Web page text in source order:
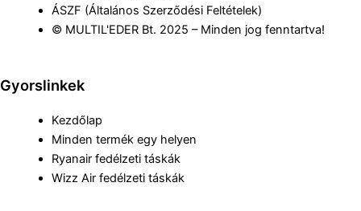
ÁSZF (Általános Szerződési Feltételek)
© MULTIL'EDER Bt. 2025 – Minden jog fenntartva!
Gyorslinkek
Kezdőlap
Minden termék egy helyen
Ryanair fedélzeti táskák
Wizz Air fedélzeti táskák